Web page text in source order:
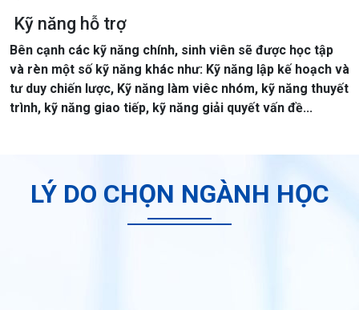
Kỹ năng hỗ trợ
Bên cạnh các kỹ năng chính, sinh viên sẽ được học tập
và rèn một số kỹ năng khác như: Kỹ năng lập kế hoạch và
tư duy chiến lược, Kỹ năng làm viêc nhóm, kỹ năng thuyết
trình, kỹ năng giao tiếp, kỹ năng giải quyết vấn đề...
LÝ DO CHỌN NGÀNH HỌC